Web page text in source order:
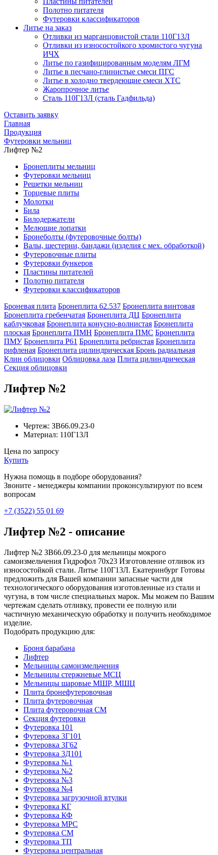
Полотно питателя
Футеровки классификаторов
Литье на заказ
Отливки из марганцовистой стали 110Г13Л
Отливки из износостойкого хромистого чугуна
ИЧХ
Литье по газифицированным моделям ЛГМ
Литье в песчано-глинистые смеси ПГС
Литье в холодно твердеющие смеси ХТС
Жаропрочное литье
Сталь 110Г13Л (сталь Гадфильда)
Оставить заявку
Главная
Продукция
Футеровки мельниц
Лифтер №2
Бронеплиты мельниц
Футеровки мельниц
Решетки мельниц
Торцевые плиты
Молотки
Била
Билодержатели
Мелющие лопатки
Бронеболты (футеровочные болты)
Валы, шестерни, бандажи (изделия с мех. обработкой)
Футеровочные плиты
Футеровки бункеров
Пластины питателей
Полотно питателя
Футеровки классификаторов
Броневая плита Бронеплита 62.537 Бронеплита винтовая
Бронеплита гребенчатая Бронеплита ДЦ Бронеплита
каблучковая Бронеплита конусно-волнистая Бронеплита
плоская Бронеплита ПМН Бронеплита ПМС Бронеплита
ПМУ Бронеплита Р61 Бронеплита ребристая Бронеплита
рифленая Бронеплита цилиндрическая Бронь радиальная
Клин облицовки Облицовка лаза Плита цилиндрическая
Секция облицовки
Лифтер №2
Чертеж: ЗВ66.09.23-0
Материал: 110Г13Л
Цена по запросу
Купить
Нужна помощь в подборе оборудования?
Звоните - менеджеры компании проконсультируют по всем
вопросам
+7 (3522) 55 01 69
Лифтер №2 - описание
Лифтер №2 ЗВ66.09.23-0 для мельницы мокрого
самоизмельчения Гидрофол 70х23 Изготовление отливок из
износостойкой стали. Литье 110Г13Л. Екатеринбург Готовы
предложить для Вашей компании запасные части для
технологического оборудования изготовленные из стали и
чугуна, в том числе специальных марок. Мы можем по Вашим
чертежам сделать отливку, провести ее полную или
частичную механическую обработку и получить необходимое
изделие.
Подобрать продукцию для:
Броня барабана
Лифтер
Мельницы самоизмельчения
Мельницы стержневые МСЦ
Мельницы шаровые МШР, МШЦ
Плита бронефутеровочная
Плита футеровочная
Плита футеровочная СМ
Секция футеровки
Футеровка 101
Футеровка 3Г101
Футеровка 3Г62
Футеровка 3Д101
Футеровка №1
Футеровка №2
Футеровка №3
Футеровка №4
Футеровка загрузочной втулки
Футеровка КГ
Футеровка КФ
Футеровка МРС
Футеровка СМ
Футеровка ТП
Футеровка центральная